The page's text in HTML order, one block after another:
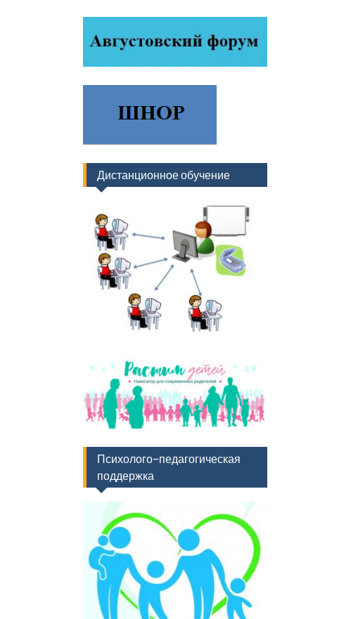
Дистанционное обучение
Психолого-педагогическая
поддержка